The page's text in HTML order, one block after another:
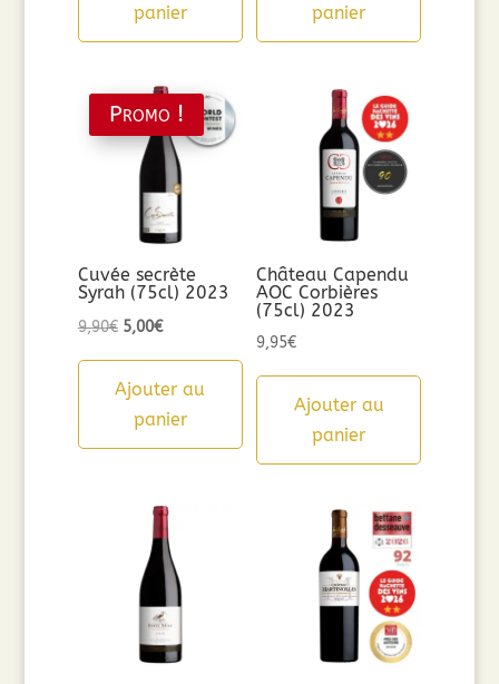
panier
panier
Promo !
Cuvée secrète
Syrah (75cl) 2023
9,90€ Le
initial
était :
5,00€Le
actuel
est :
Ajouter au
panier
Château Capendu
AOC Corbières
(75cl) 2023
9,95€
Ajouter au
panier